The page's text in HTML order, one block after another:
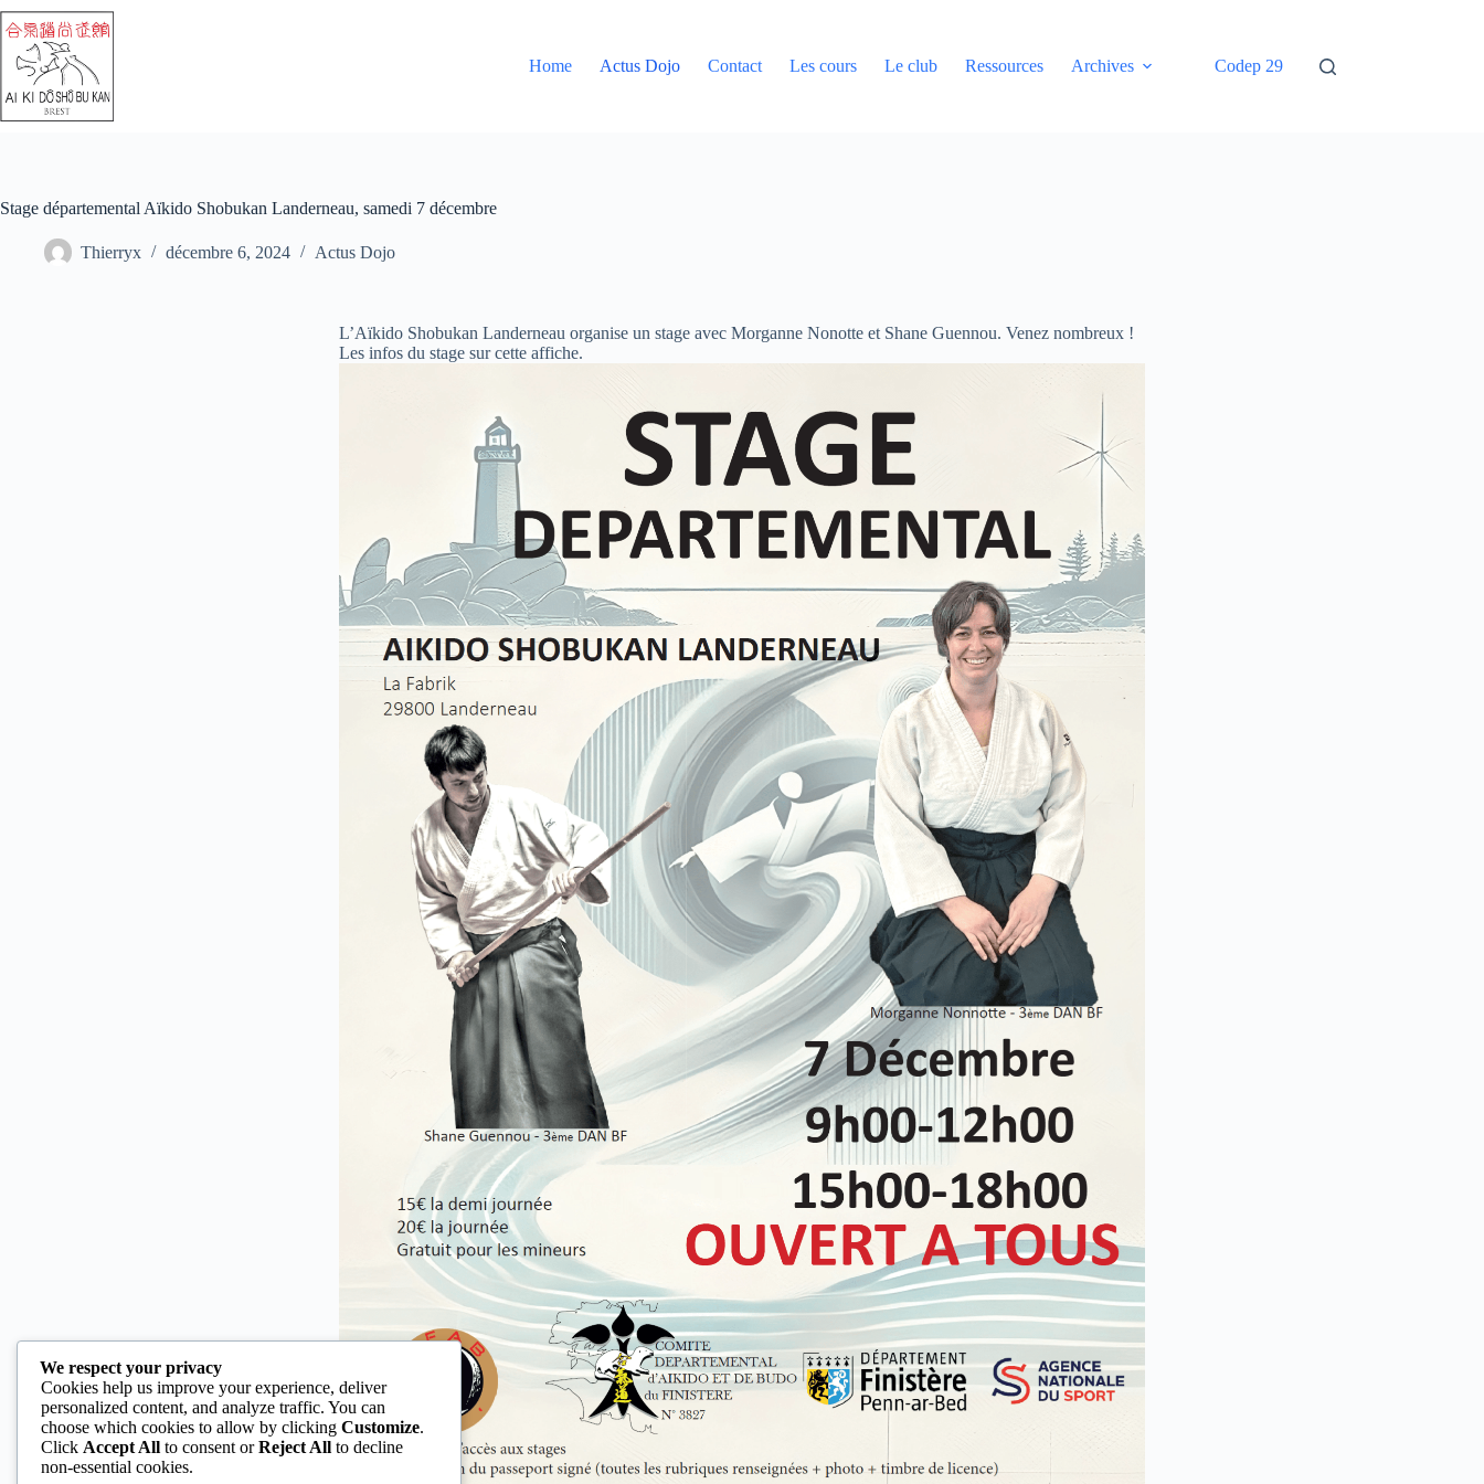
Home Actus Dojo Contact Les cours Le club Ressources Archives Codep 29
Stage départemental Aïkido Shobukan Landerneau, samedi 7 décembre
Thierryx décembre 6, 2024 Actus Dojo
L’Aïkido Shobukan Landerneau organise un stage avec Morganne Nonotte et Shane Guennou. Venez nombreux !
Les infos du stage sur cette affiche.
We respect your privacy
Cookies help us improve your experience, deliver
personalized content, and analyze traffic. You can
choose which cookies to allow by clicking Customize.
Click Accept All to consent orReject All to decline
non-essential cookies.